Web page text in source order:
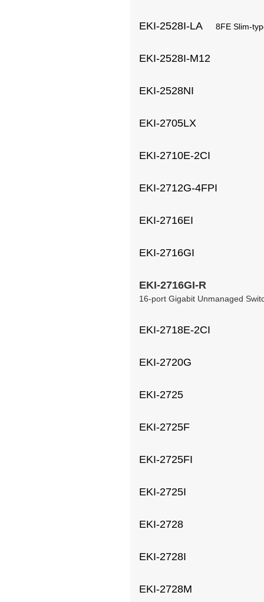
EKI-2528I-LA 8FE Slim-
EKI-2528I-M12
EKI-2528NI
EKI-2705LX
EKI-2710E-2CI
EKI-2712G-4FPI
EKI-2716EI
EKI-2716GI
EKI-2716GI-R
16-port Gigabit Unmanaged
EKI-2718E-2CI
EKI-2720G
EKI-2725
EKI-2725F
EKI-2725FI
EKI-2725I
EKI-2728
EKI-2728I
EKI-2728M